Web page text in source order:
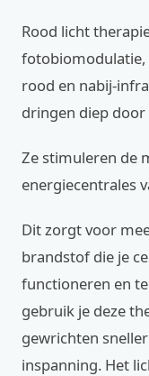
Rood licht
fotobiomodulatie,
rood en nabij-
dringen diep door
Ze stimuleren de
energiecentrales
Dit zorgt voor
brandstof die je
functioneren en
gebruik je deze
gewrichten
inspanning. Het